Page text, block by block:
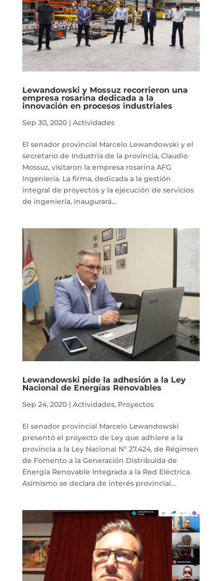
Lewandowski y Mossuz recorrieron una
empresa rosarina dedicada a la
innovación en procesos industriales
Sep 30, 2020| Actividades
El senador provincial Marcelo Lewandowski y el
secretario de Industria de la provincia, Claudio
Mossuz, visitaron la empresa rosarina AFG
Ingeniería. La firma, dedicada a la gestión
integral de proyectos y la ejecución de servicios
de ingeniería, inaugurará...
Lewandowski pide la adhesión a la Ley
Nacional de Energías Renovables
Sep 24, 2020| Actividades, Proyectos
El senador provincial Marcelo Lewandowski
presentó el proyecto de Ley que adhiere a la
provincia a la Ley Nacional Nº 27.424, de Régimen
de Fomento a la Generación Distribuida de
Energía Renovable Integrada a la Red Eléctrica.
Asimismo se declara de interés provincial...